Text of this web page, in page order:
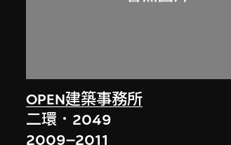
OPEN建築事務所
二環．2049
2009–2011